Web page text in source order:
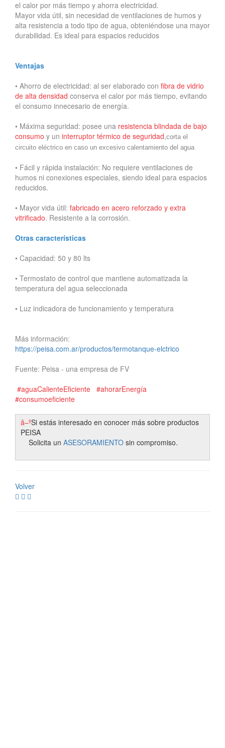
el calor por más tiempo y ahorra electricidad.
Mayor vida útil, sin necesidad de ventilaciones de humos y
alta resistencia a todo tipo de agua, obteniéndose una mayor
durabilidad. Es ideal para espacios reducidos
Ventajas
• Ahorro de electricidad: al ser elaborado con fibra de vidrio
de alta densidad conserva el calor por más tiempo, evitando
el consumo innecesario de energía.
• Máxima seguridad: posee una resistencia blindada de bajo
consumo y un interruptor térmico de seguridad,corta el
circuito eléctrico en caso un excesivo calentamiento del agua
• Fácil y rápida instalación: No requiere ventilaciones de
humos ni conexiones especiales, siendo ideal para espacios
reducidos.
• Mayor vida útil: fabricado en acero reforzado y extra
vitrificado. Resistente a la corrosión.
Otras características
• Capacidad: 50 y 80 lts
• Termostato de control que mantiene automatizada la
temperatura del agua seleccionada
• Luz indicadora de funcionamiento y temperatura
Más información:
https://peisa.com.ar/productos/termotanque-elctrico
Fuente: Peisa - una empresa de FV
#aguaCalienteEficiente #ahorarEnergía
#consumoeficiente
â–ºSi estás interesado en conocer más sobre productos
PEISA
Solicita un ASESORAMIENTO sin compromiso.
Volver